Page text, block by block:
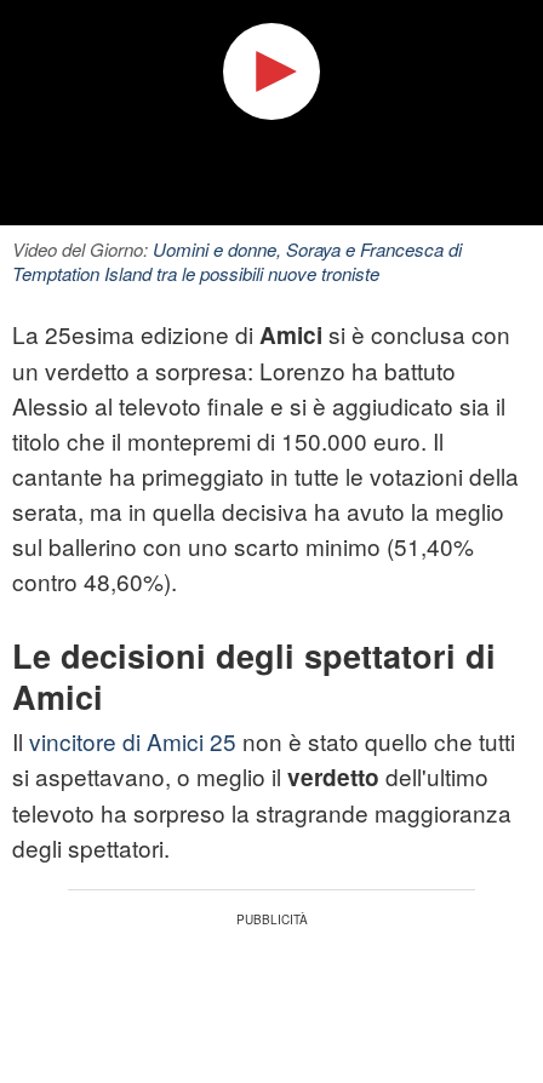
Video del Giorno: Uomini e donne, Soraya e Francesca di
Temptation Island tra le possibili nuove troniste
La 25esima edizione di Amici si è conclusa con
un verdetto a sorpresa: Lorenzo ha battuto
Alessio al televoto finale e si è aggiudicato sia il
titolo che il montepremi di 150.000 euro. Il
cantante ha primeggiato in tutte le votazioni della
serata, ma in quella decisiva ha avuto la meglio
sul ballerino con uno scarto minimo (51,40%
contro 48,60%).
Le decisioni degli spettatori di
Amici
Il vincitore di Amici 25 non è stato quello che tutti
si aspettavano, o meglio il verdetto dell'ultimo
televoto ha sorpreso la stragrande maggioranza
degli spettatori.